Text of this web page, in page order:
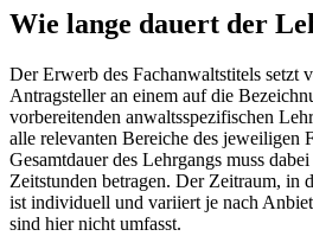
Wie lange dauert der
Der Erwerb des Fachanwaltstitels setzt
Antragsteller an einem auf die
vorbereitenden anwaltsspezifischen
alle relevanten Bereiche des jeweiligen
Gesamtdauer des Lehrgangs muss
Zeitstunden betragen. Der Zeitraum, in
ist individuell und variiert je nach
sind hier nicht umfasst.